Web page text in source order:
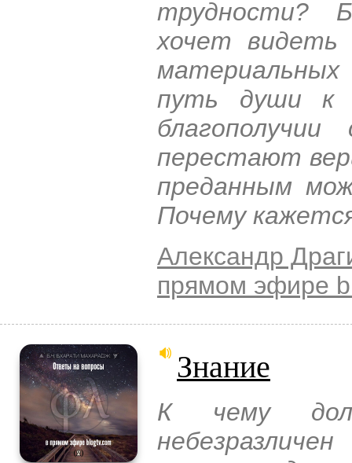
трудности?
хочет
путь души к
перестают
преданным
Почему
Александр
прямом эфире
Знание
К чему